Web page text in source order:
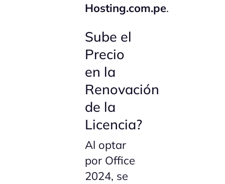
Hosting.com.pe.
Sube el
Precio
en la
Renovación
de la
Licencia?
Al optar
por Office
2024, se